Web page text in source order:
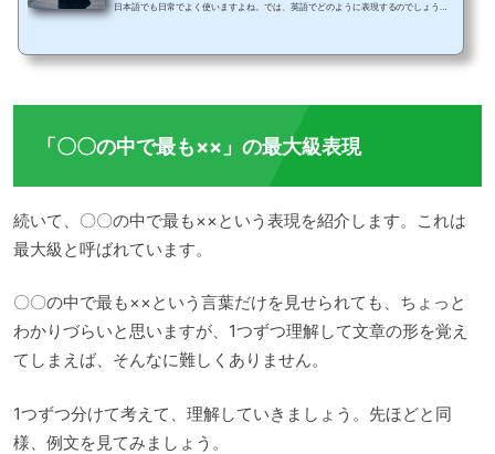
日本語でも日常でよく使いますよね。では、英語でどのように表現するのでしょう
す。「だんだん寒くなってきていますね」など具体例を用いて、「だんだん～になる
「〇〇の中で最も××」の最大級表現
続いて、〇〇の中で最も××という表現を紹介します。これは
最大級と呼ばれています。
〇〇の中で最も××という言葉だけを見せられても、ちょっと
わかりづらいと思いますが、1つずつ理解して文章の形を覚え
てしまえば、そんなに難しくありません。
1つずつ分けて考えて、理解していきましょう。先ほどと同
様、例文を見てみましょう。